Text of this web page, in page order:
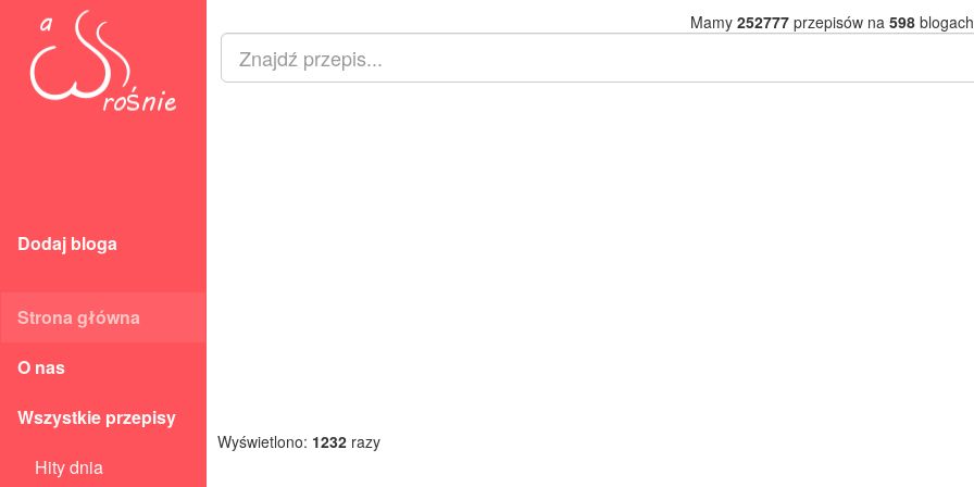
Dodaj bloga
Strona główna
O nas
Wszystkie przepisy
Hity dnia
Mamy 252777przepisów na 598
Wyświetlono: 1232 razy